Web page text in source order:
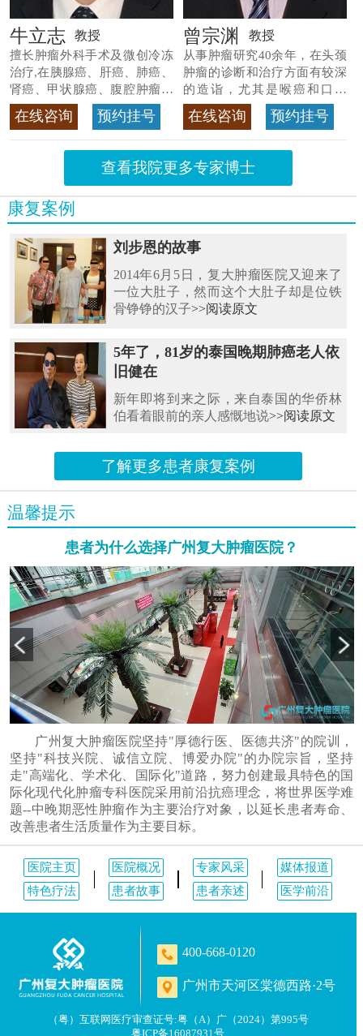
牛立志 教授
擅长肿瘤外科手术及微创冷冻
治疗,在胰腺癌、肝癌、肺癌、
肾癌、甲状腺癌、腹腔肿瘤等
>>查看专家详情
在线咨询 预约挂号
曾宗渊 教授
从事肿瘤研究40余年，在头颈
肿瘤的诊断和治疗方面有较深
的造诣，尤其是喉癌和口腔
癌，迄今仍是广东喉癌单病种
首席专家>>查看专家详情
在线咨询 预约挂号
查看我院更多专家博士
康复案例
刘步恩的故事
2014年6月5日，复大肿瘤医院又迎来了
一位大肚子，然而这个大肚子却是位铁
骨铮铮的汉子>>阅读原文
5年了，81岁的泰国晚期肺癌老人依
旧健在
新年即将到来之际，来自泰国的华侨林
伯看着眼前的亲人感慨地说>>阅读原文
了解更多患者康复案例
温馨提示
患者为什么选择广州复大肿瘤医院？
广州复大肿瘤医院坚持"厚德行医、医德共济"的院训，
坚持"科技兴院、诚信立院、博爱办院"的办院宗旨，坚持
走"高端化、学术化、国际化"道路，努力创建最具特色的国
际化现代化肿瘤专科医院采用前沿抗癌理念，将世界医学难
题--中晚期恶性肿瘤作为主要治疗对象，以延长患者寿命、
改善患者生活质量作为主要目标。
医院主页 医院概况 专家风采
媒体报道
特色疗法
患者故事 患者亲述 医学前沿
400-668-0120
广州市天河区棠德西路·2号
（粤）互联网医疗审查证号:粤（A）广（2024）第995号
粤ICP备16087931号